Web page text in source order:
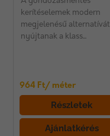
kerítéselemek modern
megjelenésű alternatívát
nyújtanak a klass...
964 Ft/ méter
Részletek
Ajánlatkérés